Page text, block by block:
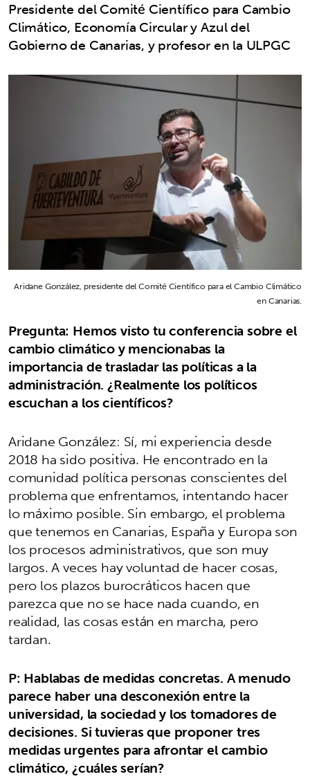
Presidente del Comité Científico para Cambio
Climático, Economía Circular y Azul del
Gobierno de Canarias, y profesor en la ULPGC
Aridane González, presidente del Comité Científico para el Cambio Climático
en Canarias.
Pregunta: Hemos visto tu conferencia sobre el
cambio climático y mencionabas la
importancia de trasladar las políticas a la
administración. ¿Realmente los políticos
escuchan a los científicos?
Aridane González: Sí, mi experiencia desde
2018 ha sido positiva. He encontrado en la
comunidad política personas conscientes del
problema que enfrentamos, intentando hacer
lo máximo posible. Sin embargo, el problema
que tenemos en Canarias, España y Europa son
los procesos administrativos, que son muy
largos. A veces hay voluntad de hacer cosas,
pero los plazos burocráticos hacen que
parezca que no se hace nada cuando, en
realidad, las cosas están en marcha, pero
tardan.
P: Hablabas de medidas concretas. A menudo
parece haber una desconexión entre la
universidad, la sociedad y los tomadores de
decisiones. Si tuvieras que proponer tres
medidas urgentes para afrontar el cambio
climático, ¿cuáles serían?